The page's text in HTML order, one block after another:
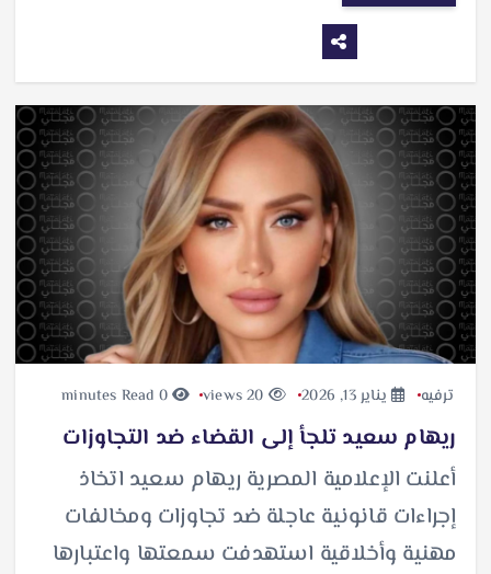
ترفيه يناير 13, 2026 20 views
0 minutes Read
ريهام سعيد تلجأ إلى القضاء ضد التجاوزات
أعلنت الإعلامية المصرية ريهام سعيد اتخاذ
إجراءات قانونية عاجلة ضد تجاوزات ومخالفات
مهنية وأخلاقية استهدفت سمعتها واعتبارها